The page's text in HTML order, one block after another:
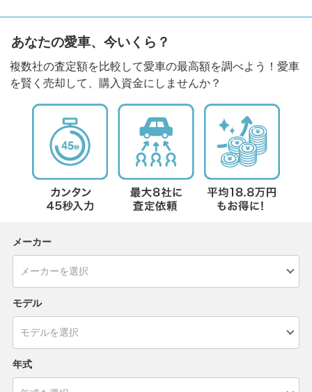
あなたの愛車、今いくら？
複数社の査定額を比較して愛車の最高額を調べよう！愛車
を賢く売却して、購入資金にしませんか？
メーカー
モデル
年式